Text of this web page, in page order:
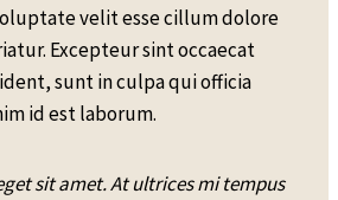
velit esse cillum dolore
Excepteur sint occaecat
sunt in culpa qui officia
id est laborum.
sit amet. At ultrices mi tempus